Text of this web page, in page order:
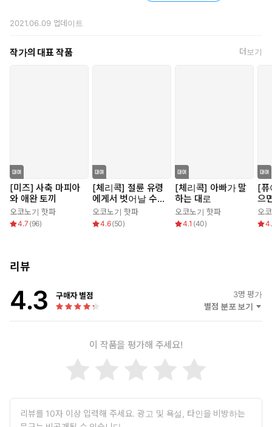
2021.06.09 업데이트
작가의 대표 작품 더보기
[미즈] 사축 마피아
와 애완 토끼
오코노기 핫파
4.7 (96)
[체리콕] 절륜 유령
에게서 벗어날 수
없어
오코노기 핫파
4.6(50)
[체리콕] 아빠가 말
하는 대로
오코노기 핫파
4.1 (40)
[퓨
으
오
리뷰
4.3 구매자 별점 3명 평가
별점 분포 보기
이 작품을 평가해 주세요!